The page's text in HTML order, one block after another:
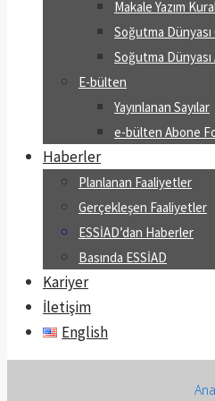
Makale Yazım
Soğutma
Soğutma
E-bülten
Yayınlanan Sayılar
e-bülten Abone
Haberler
Planlanan Faaliyetler
Gerçekleşen Faaliyetler
ESSİAD’dan Haberler
Basında ESSİAD
Kariyer
İletişim
English